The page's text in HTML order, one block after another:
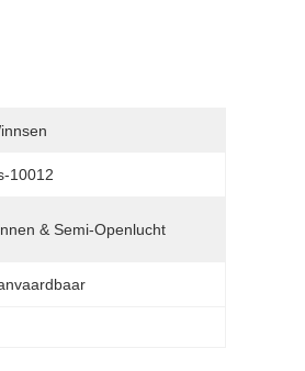
10012
& Semi-Openlucht